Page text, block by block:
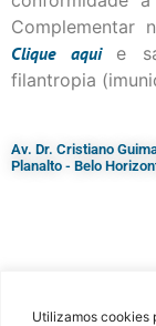
Utilizamos cookies
Complementar
Cliqueaqui
e
filantropia
Av. Dr. Cristiano
Planalto - Belo